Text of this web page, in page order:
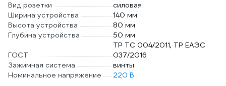
Вид розетки
силовая
Ширина устройства
140 мм
Высота устройства
80 мм
Глубина устройства
50 мм
ГОСТ
ТР ТС 004/2011, ТР ЕАЭС
037/2016
Зажимная система
винты
Номинальное напряжение
220 В